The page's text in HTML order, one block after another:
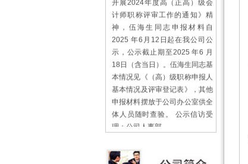
计师职称评审工作的通知》精
神，伍海生同志申报材料自
2025 年6月12日起在我公司公
示，公示截止期至2025 年6 月
18日（含当日）。伍海生同志基
本情况见《（高）级职称申报人
基本情况及评审登记表》，其他
申报材料摆放于公司办公室供全
体人员随时查验。 公示信访受
理：公司人事部
曹 霞 0759-3379509
司